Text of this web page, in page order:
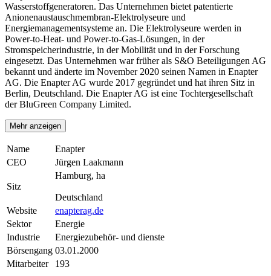
Wasserstoffgeneratoren. Das Unternehmen bietet patentierte
Anionenaustauschmembran-Elektrolyseure und
Energiemanagementsysteme an. Die Elektrolyseure werden in
Power-to-Heat- und Power-to-Gas-Lösungen, in der
Stromspeicherindustrie, in der Mobilität und in der Forschung
eingesetzt. Das Unternehmen war früher als S&O Beteiligungen AG
bekannt und änderte im November 2020 seinen Namen in Enapter
AG. Die Enapter AG wurde 2017 gegründet und hat ihren Sitz in
Berlin, Deutschland. Die Enapter AG ist eine Tochtergesellschaft
der BluGreen Company Limited.
Mehr anzeigen
Name
Enapter
CEO
Jürgen Laakmann
Sitz
Hamburg, ha
Deutschland
Website
enapterag.de
Sektor
Energie
Industrie
Energiezubehör- und dienste
Börsengang 03.01.2000
Mitarbeiter
193